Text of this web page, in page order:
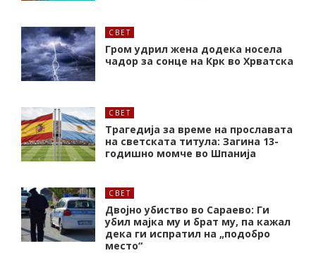
СВЕТ
Гром удрил жена додека носела
чадор за сонце на Крк во Хрватска
СВЕТ
Трагедија за време на прославата
на светската титула: Загина 13-
годишно момче во Шпанија
СВЕТ
Двојно убиство во Сараево: Ги
убил мајка му и брат му, па кажал
дека ги испратил на „подобро
место“